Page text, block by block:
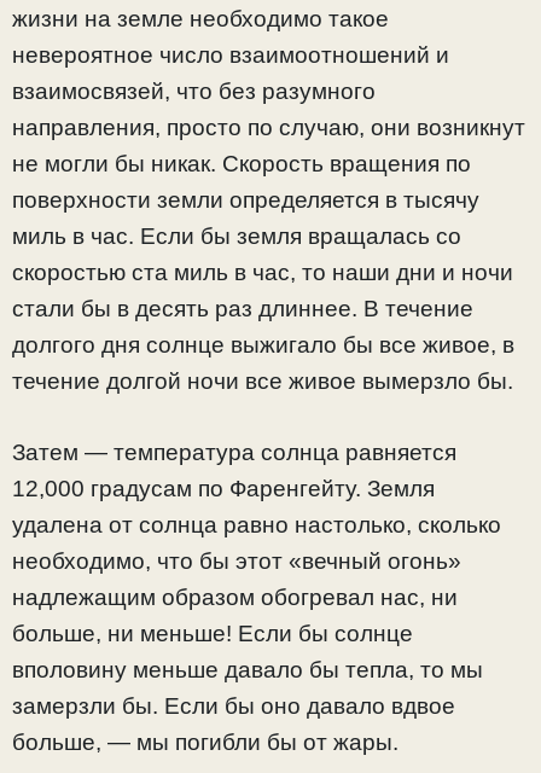
жизни на земле необходимо такое
невероятное число взаимоотношений и
взаимосвязей, что без разумного
направления, просто по случаю, они возникнут
не могли бы никак. Скорость вращения по
поверхности земли определяется в тысячу
миль в час. Если бы земля вращалась со
скоростью ста миль в час, то наши дни и ночи
стали бы в десять раз длиннее. В течение
долгого дня солнце выжигало бы все живое, в
течение долгой ночи все живое вымерзло бы.
Затем — температура солнца равняется
12,000 градусам по Фаренгейту. Земля
удалена от солнца равно настолько, сколько
необходимо, что бы этот «вечный огонь»
надлежащим образом обогревал нас, ни
больше, ни меньше! Если бы солнце
вполовину меньше давало бы тепла, то мы
замерзли бы. Если бы оно давало вдвое
больше, — мы погибли бы от жары.